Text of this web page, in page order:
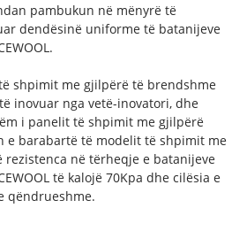
pambukun në mënyrë të
dendësinë uniforme të batanijeve
shpimit me gjilpërë të brendshme
inovuar nga vetë-inovatori, dhe
i panelit të shpimit me gjilpërë
e barabartë të modelit të shpimit me
rezistenca në tërheqje e batanijeve
të kalojë 70Kpa dhe cilësia e
qëndrueshme.